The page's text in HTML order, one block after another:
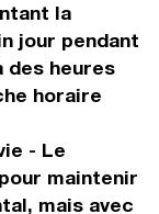
la
jour pendant
des heures
horaire
- Le
maintenir
mais avec